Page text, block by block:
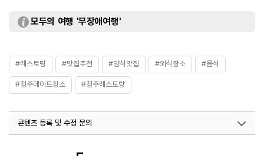
모두의 여행 '무장애여행'
#레스토랑 #맛집추천 #양식맛집 #외식장소 #음식
#청주데이트장소 #청주레스토랑
콘텐츠 등록 및 수정 문의